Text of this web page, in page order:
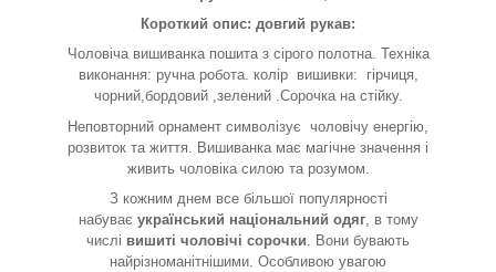
Короткий опис: довгий рукав:
Чоловіча вишиванка пошита з сірого полотна. Техніка
виконання: ручна робота. колір вишивки: гірчиця,
чорний,бордовий ,зелений .Сорочка на стійку.
Неповторний орнамент символізує чоловічу енергію,
розвиток та життя. Вишиванка має магічне значення і
живить чоловіка силою та розумом.
З кожним днем все більшої популярності
набуває український національний одяг, в тому
числі вишиті чоловічі сорочки . Вони бувають
найрізноманітнішими. Особливою увагою